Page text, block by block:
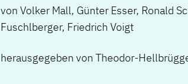
von Volker Mall, Günter Esser, Ronald
Fuschlberger, Friedrich Voigt
herausgegeben von Theodor-